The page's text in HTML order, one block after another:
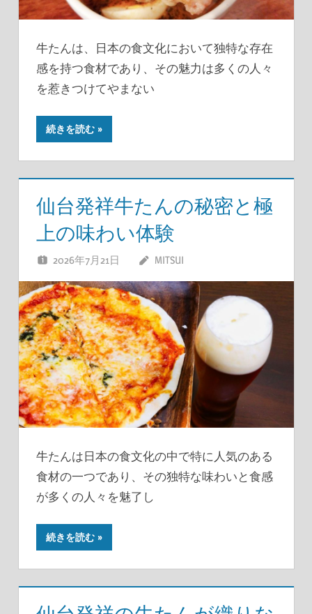
牛たんは、日本の食文化において独特な存在
感を持つ食材であり、その魅力は多くの人々
を惹きつけてやまない
続きを読む
仙台発祥牛たんの秘密と極
上の味わい体験
2026年7月21日 MITSUI
牛たんは日本の食文化の中で特に人気のある
食材の一つであり、その独特な味わいと食感
が多くの人々を魅了し
続きを読む